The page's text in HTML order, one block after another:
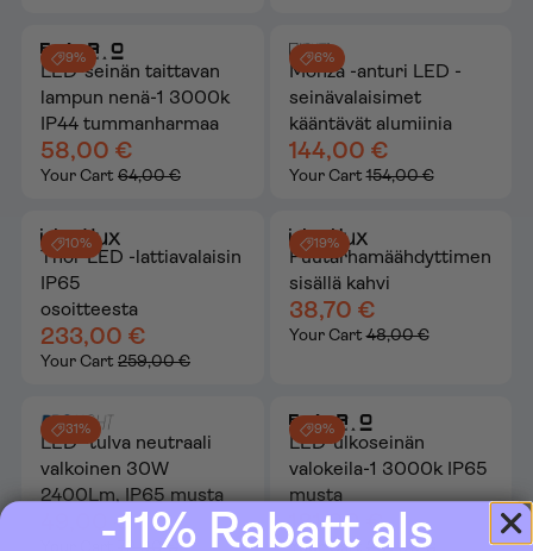
9%
LED-seinän taittavan
lampun nenä-1 3000k
IP44 tummanharmaa
58,00 €
Your Cart 64,00 €
6%
Monza -anturi LED -
seinävalaisimet
kääntävät alumiinia
144,00 €
Your Cart154,00 €
10%
Thor LED -lattiavalaisin
IP65
osoitteesta
233,00 €
Your Cart 259,00 €
19%
Puutarhamäähdyttimen
sisällä kahvi
38,70 €
Your Cart48,00 €
31%
LED -tulva neutraali
valkoinen 30W
2400Lm, IP65 musta
49,00 €
72,00 €
9%
LED-ulkoseinän
valokeila-1 3000k IP65
musta
181,00 €
Your Cart 201,00 €
-11% Rabatt als